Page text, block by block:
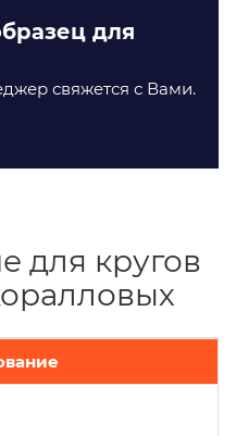
для
свяжется с Вами.
для кругов